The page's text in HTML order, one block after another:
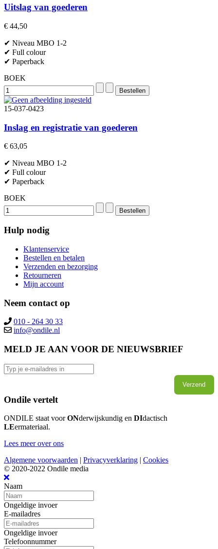
Uitslag van goederen
€ 44,50
✔ Niveau MBO 1-2
✔ Full colour
✔ Paperback
BOEK
15-037-0423
Inslag en registratie van goederen
€ 63,05
✔ Niveau MBO 1-2
✔ Full colour
✔ Paperback
BOEK
Hulp nodig
Klantenservice
Bestellen en betalen
Verzenden en bezorging
Retourneren
Mijn account
Neem contact op
010 - 264 30 33
MELD JE AAN VOOR DE NIEUWSBRIEF
Verzend
Ondile vertelt
ONDILE staat voorONderwijskundig en DIdactisch
LEermateriaal.
Lees meer over ons
Algemene voorwaarden
Privacyverklaring
Cookies
© 2020-2022 Ondile media
Naam
Ongeldige invoer
E-mailadres
Ongeldige invoer
Telefoonnummer